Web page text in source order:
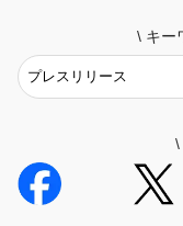
\ キー
\